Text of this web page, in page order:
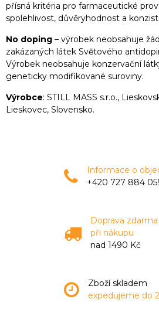
přísná kritéria pro farmaceutické
spolehlivost, důvěryhodnost a
No doping – výrobek neobsahuje
zakázaných látek Světového
Výrobek neobsahuje konzervační
geneticky modifikované suroviny.
Výrobce: STILL MASS s.r.o.,
Lieskovec, Slovensko.
Informace o
+420 727 884
Doprava zdarma
při nákupu
nad 1490 Kč
Zboží skladem
expedujeme do